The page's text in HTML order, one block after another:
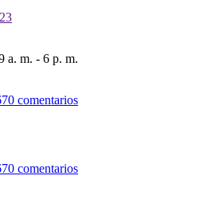
a. m. - 6 p. m.
comentarios
comentarios